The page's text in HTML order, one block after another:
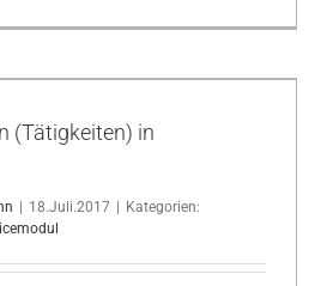
(Tätigkeiten) in
18.Juli.2017
Kategorien: